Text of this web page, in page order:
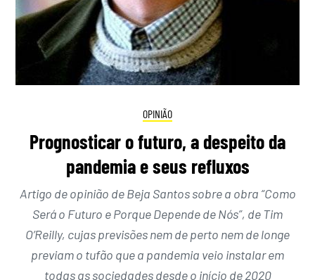
OPINIÃO
Prognosticar o futuro, a despeito da
pandemia e seus refluxos
Artigo de opinião de Beja Santos sobre a obra “Como
Será o Futuro e Porque Depende de Nós”, de Tim
O’Reilly, cujas previsões nem de perto nem de longe
previam o tufão que a pandemia veio instalar em
todas as sociedades desde o início de 2020